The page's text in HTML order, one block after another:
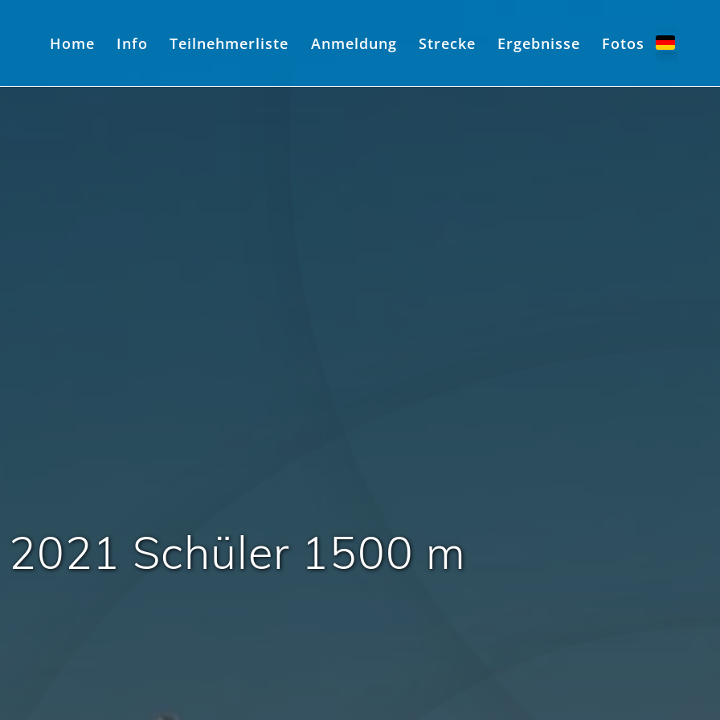
Home Info Teilnehmerliste Anmeldung Strecke Ergebnisse Fotos
Schüler 1500 m